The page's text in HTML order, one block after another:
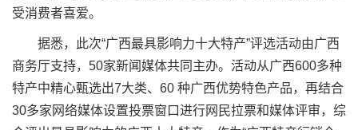
受消费者喜爱。
据悉，此次“广西最具影响力十大特产”评选活动由广西
商务厅支持，50家新闻媒体共同主办。活动从广西600多种
特产中精心甄选出7大类、60 种广西优势特色产品，再结合
30多家网络媒体设置投票窗口进行网民拉票和媒体评审，综